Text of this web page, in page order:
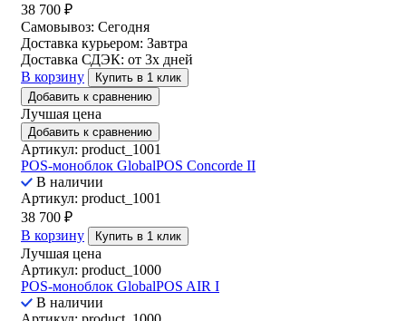
38 700 ₽
Самовывоз: Сегодня
Доставка курьером: Завтра
Доставка СДЭК: от 3х дней
В корзину
Купить в 1 клик
Добавить к сравнению
Лучшая цена
Добавить к сравнению
Артикул: product_1001
POS-моноблок GlobalPOS Concorde II
В наличии
Артикул: product_1001
38 700 ₽
В корзину
Купить в 1 клик
Лучшая цена
Артикул: product_1000
POS-моноблок GlobalPOS AIR I
В наличии